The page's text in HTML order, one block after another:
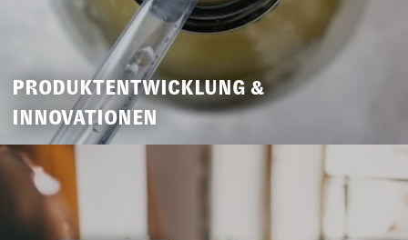
PRODUKTENTWICKLUNG &
INNOVATIONEN